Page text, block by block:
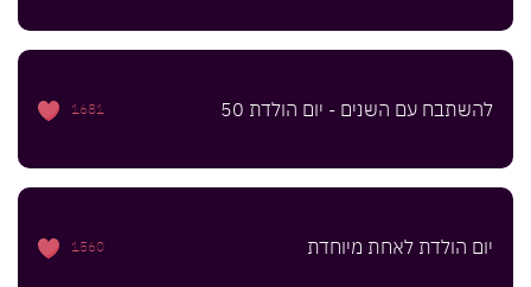
להשתבח עם השנים - יום הולדת 50 1681
יום הולדת לאחת מיוחדת 1560